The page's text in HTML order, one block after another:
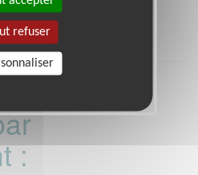
:
refuser